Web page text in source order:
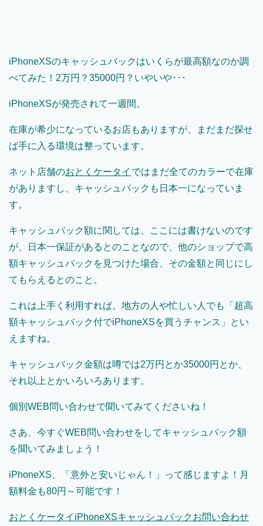
iPhoneXSのキャッシュバックはいくらが最高額なのか調
べてみた！2万円？35000円？いやいや･･･
iPhoneXSが発売されて一週間。
在庫が希少になっているお店もありますが、まだまだ探せ
ば手に入る環境は整っています。
ネット店舗のおとくケータイ ではまだ全てのカラーで在庫
がありますし、キャッシュバックも日本一になっていま
す。
キャッシュバック額に関しては、ここには書けないのです
が、日本一保証があるとのことなので、他のショップで高
額キャッシュバックを見つけた場合、その金額と同じにし
てもらえるとのこと。
これは上手く利用すれば。地方の人や忙しい人でも「超高
額キャッシュバック付でiPhoneXSを買うチャンス」とい
えますね。
キャッシュバック金額は噂では2万円とか35000円とか、
それ以上とかいろいろあります。
個別WEB問い合わせで聞いてみてくださいね！
さあ、今すぐWEB問い合わせをしてキャッシュバック額
を聞いてみましょう！
iPhoneXS、「意外と安いじゃん！」って感じますよ！月
額料金も80円～可能です！
おとくケータイ iPhoneXSキャッシュバックお問い合わせ